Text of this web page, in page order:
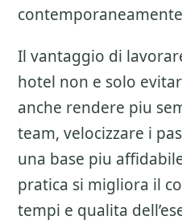
Il vantaggio di
hotel non e solo
anche rendere piu
team, velocizzare i
una base piu
pratica si migliora il
tempi e qualita